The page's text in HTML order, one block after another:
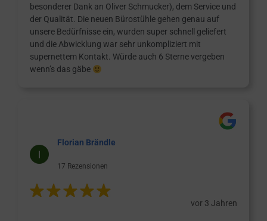
besonderer Dank an Oliver Schmucker), dem Service und
der Qualität. Die neuen Bürostühle gehen genau auf
unsere Bedürfnisse ein, wurden super schnell geliefert
und die Abwicklung war sehr unkompliziert mit
supernettem Kontakt. Würde auch 6 Sterne vergeben
wenn’s das gäbe
Florian Brändle
17 Rezensionen
vor 3 Jahren